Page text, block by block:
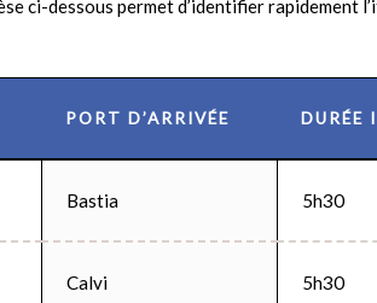
ci-dessous permet d’identifier rapidement
PORT D’ARRIVÉE DURÉE
Bastia 5h30
Calvi 5h30